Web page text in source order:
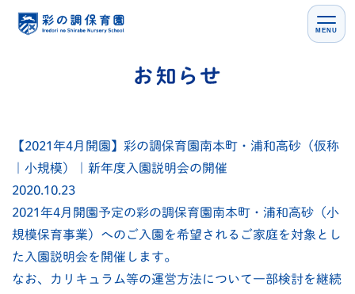
MENU
【2021年4月開園】彩の調保育園南本町・浦和高砂（仮称
｜小規模）｜新年度入園説明会の開催
2020.10.23
2021年4月開園予定の彩の調保育園南本町・浦和高砂（小
規模保育事業）へのご入園を希望されるご家庭を対象とし
た入園説明会を開催します。
なお、カリキュラム等の運営方法について一部検討を継続